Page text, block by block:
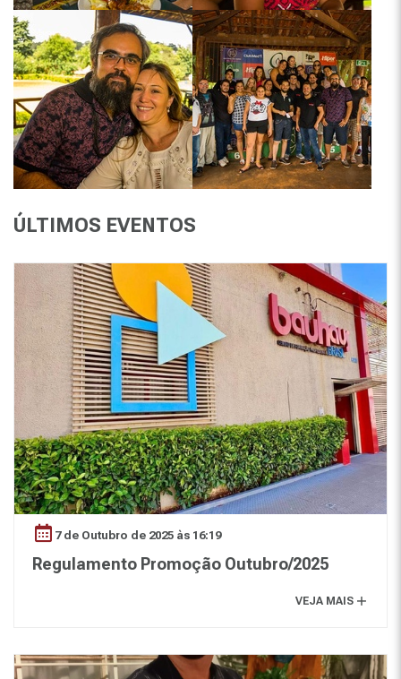
ÚLTIMOS EVENTOS
7 de Outubro de 2025 às 16:19
Regulamento Promoção Outubro/2025
VEJA MAIS